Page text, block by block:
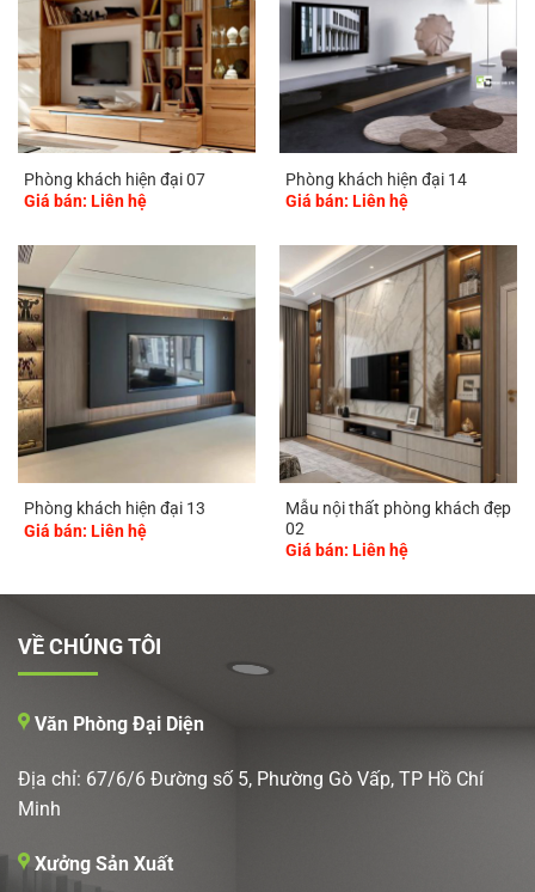
Phòng khách hiện đại 07
Giá bán: Liên hệ
Phòng khách hiện đại 14
Giá bán: Liên hệ
Phòng khách hiện đại 13
Giá bán: Liên hệ
Mẫu nội thất phòng khách đẹp
02
Giá bán: Liên hệ
VỀ CHÚNG TÔI
Văn Phòng Đại Diện
Địa chỉ: 67/6/6 Đường số 5, Phường Gò Vấp, TP Hồ Chí
Minh
Xưởng Sản Xuất